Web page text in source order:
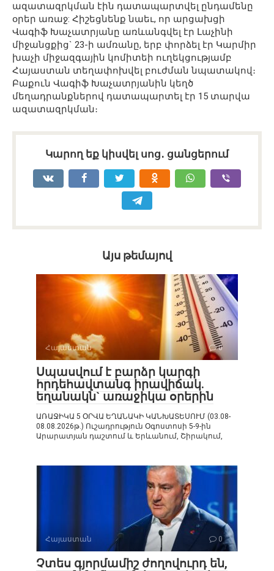
ազատազրկման էին դատապարտվել ընդամենը
օրեր առաջ: Հիշեցնենք նաեւ, որ արցախցի
Վագիֆ Խաչատրյանը առևանգվել էր Լաչինի
միջանցքից` 23-ի ամռանը, երբ փորձել էր Կարմիր
խաչի միջազգային կոմիտեի ուղեկցությամբ
Հայաստան տեղափոխվել բուժման նպատակով։
Բաքուն Վագիֆ Խաչատրյանին կեղծ
մեղադրանքներով դատապարտել էր 15 տարվա
ազատազրկման։
Կարող եք կիսվել սոց․ ցանցերում
Այս թեմայով
Հայաստան 0
Սպասվում է բարձր կարգի
հրդեհավտանգ իրավիճակ.
եղանակն` առաջիկա օրերին
ԱՌԱՋԻԿԱ 5 ՕՐՎԱ ԵՂԱՆԱԿԻ ԿԱՆԽԱՏԵՍՈՒՄ (03.08-
08.08.2026թ.) Ուշադրություն Օգոստոսի 5-9-ին
Արարատյան դաշտում և Երևանում, Շիրակում,
Հայաստան 0
Չտես գյորմամիշ ժողովուրդ են,